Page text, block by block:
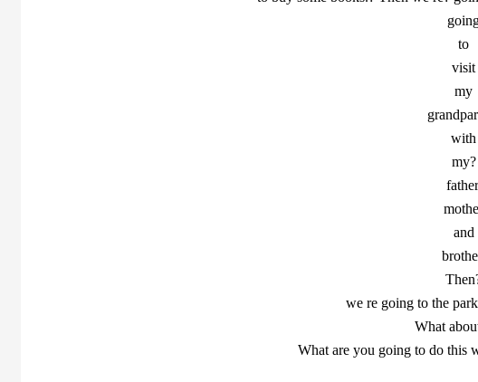
to
visit
my
with
my?
and
we re going to the
What
What are you going to do this